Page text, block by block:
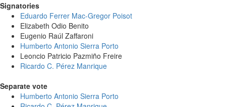
Signatories
Eduardo Ferrer Mac-Gregor Poisot
Elizabeth Odio Benito
Eugenio Raúl Zaffaroni
Humberto Antonio Sierra Porto
Leoncio Patricio Pazmiño Freire
Ricardo C. Pérez Manrique
Separate vote
Humberto Antonio Sierra Porto